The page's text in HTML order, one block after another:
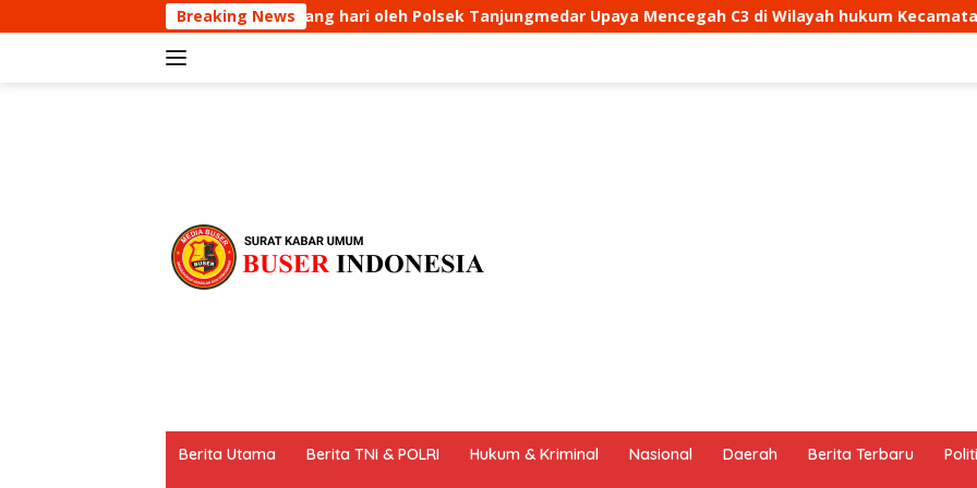
ke
Breaking News
KRYD siang hari oleh Polsek Tanjungmedar Upaya Mencegah C3 di Wilayah hukum Kecamatan Tanjungmedar
Berita Utama Berita TNI & POLRI Hukum & Kriminal Nasional Daerah Berita Terbaru